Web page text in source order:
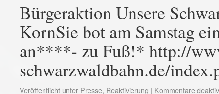
Bürgeraktion Unsere
KornSie bot am Samstag
an****- zu Fuß!* http://
schwarzwaldbahn.de/
Veröffentlicht unter Presse, Reaktivierung | Kommentare